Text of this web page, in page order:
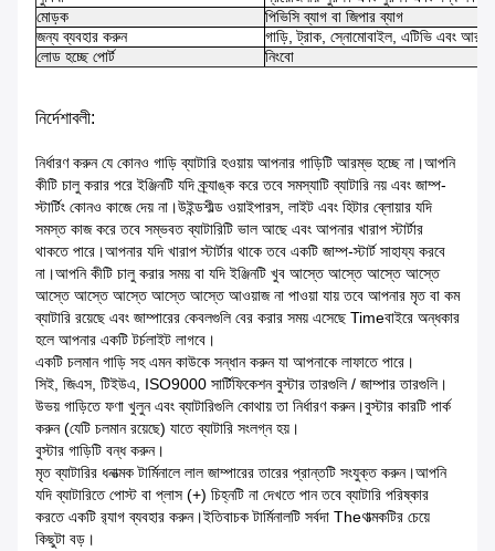
মোড়ক
পিভিসি ব্যাগ বা জিপার ব্যাগ
জন্য ব্যবহার করুন
গাড়ি, ট্রাক, স্নোমোবাইল, এটিভি এবং আরও
লোড হচ্ছে পোর্ট
নিংবো
নির্দেশাবলী:
নির্ধারণ করুন যে কোনও গাড়ি ব্যাটারি হওয়ায় আপনার গাড়িটি আরম্ভ হচ্ছে না।আপনি
কীটি চালু করার পরে ইঞ্জিনটি যদি ক্র্যাঙ্ক করে তবে সমস্যাটি ব্যাটারি নয় এবং জাম্প-
স্টার্টিং কোনও কাজে দেয় না।উইন্ডশীল্ড ওয়াইপারস, লাইট এবং হিটার ব্লোয়ার যদি
সমস্ত কাজ করে তবে সম্ভবত ব্যাটারিটি ভাল আছে এবং আপনার খারাপ স্টার্টার
থাকতে পারে।আপনার যদি খারাপ স্টার্টার থাকে তবে একটি জাম্প-স্টার্ট সাহায্য করবে
না।আপনি কীটি চালু করার সময় বা যদি ইঞ্জিনটি খুব আস্তে আস্তে আস্তে আস্তে
আস্তে আস্তে আস্তে আস্তে আস্তে আওয়াজ না পাওয়া যায় তবে আপনার মৃত বা কম
ব্যাটারি রয়েছে এবং জাম্পারের কেবলগুলি বের করার সময় এসেছে Timeবাইরে অন্ধকার
হলে আপনার একটি টর্চলাইট লাগবে।
একটি চলমান গাড়ি সহ এমন কাউকে সন্ধান করুন যা আপনাকে লাফাতে পারে।
সিই, জিএস, টিইউএ, ISO9000 সার্টিফিকেশন বুস্টার তারগুলি / জাম্পার তারগুলি।
উভয় গাড়িতে ফণা খুলুন এবং ব্যাটারিগুলি কোথায় তা নির্ধারণ করুন।বুস্টার কারটি পার্ক
করুন (যেটি চলমান রয়েছে) যাতে ব্যাটারি সংলগ্ন হয়।
বুস্টার গাড়িটি বন্ধ করুন।
মৃত ব্যাটারির ধনাত্মক টার্মিনালে লাল জাম্পারের তারের প্রান্তটি সংযুক্ত করুন।আপনি
যদি ব্যাটারিতে পোস্ট বা প্লাস (+) চিহ্নটি না দেখতে পান তবে ব্যাটারি পরিষ্কার
করতে একটি র‌্যাগ ব্যবহার করুন।ইতিবাচক টার্মিনালটি সর্বদা Theণাত্মকটির চেয়ে
কিছুটা বড়।